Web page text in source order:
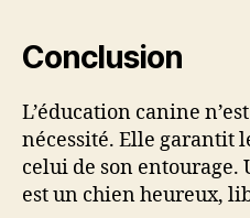
Conclusion
L’éducation canine
nécessité. Elle garantit
celui de son entourage.
est un chien heureux,